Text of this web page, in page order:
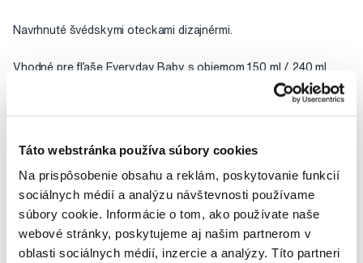
Táto webstránka používa súbory cookies
Na prispôsobenie obsahu a reklám, poskytovanie funkcií
sociálnych médií a analýzu návštevnosti používame
súbory cookie. Informácie o tom, ako používate naše
webové stránky, poskytujeme aj našim partnerom v
oblasti sociálnych médií, inzercie a analýzy. Títo partneri
Navrhnuté švédskymi oteckami dizajnérmi.
Vhodné pre fľaše Everyday Baby s objemom 150 ml / 240 ml
Potřebujete poradit?